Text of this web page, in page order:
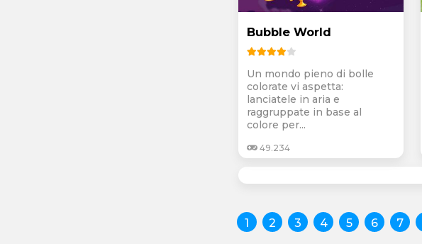
Bubble World
Un mondo pieno di bolle
colorate vi aspetta:
lanciatele in aria e
raggruppate in base al
colore per...
49.234
1 2 3 4 5 6 7